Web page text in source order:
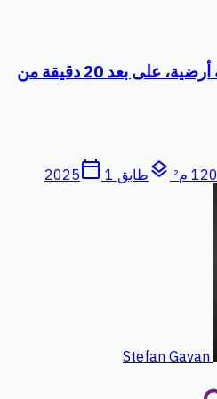
فيلا بـ 4 غرف نوم مع تدفئة أرضية، على بعد 20 دقيقة من
120 م² layers طابق 1 calendar_today
2025
Stefan Gavan